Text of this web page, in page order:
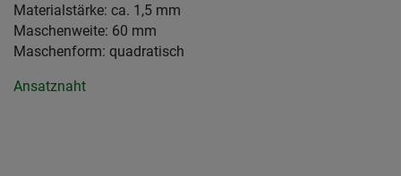
Materialstärke: ca. 1,5 mm
Maschenweite: 60 mm
Maschenform: quadratisch
Ansatznaht